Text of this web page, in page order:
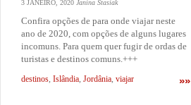
3 JANEIRO, 2020 Janina Stasiak
Confira opções de para onde viajar neste
ano de 2020, com opções de alguns lugares
incomuns. Para quem quer fugir de ordas de
turistas e destinos comuns.+++
»»
destinos, Islândia, Jordânia, viajar